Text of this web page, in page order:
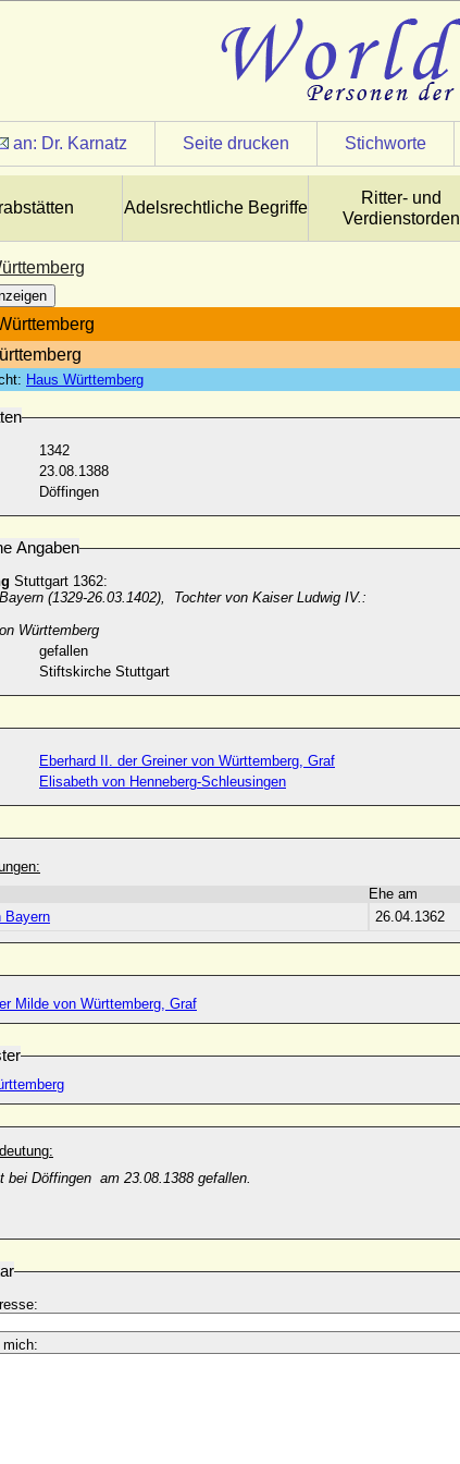
an: Dr. Karnatz Seite drucken Stichworte
Adelsrechtliche Begriffe
Ritter- und
Verdienstorden
Haus Württemberg
1342
23.08.1388
Döffingen
Angaben
Stuttgart 1362:
(1329-26.03.1402), Tochter von Kaiser Ludwig IV.:
Württemberg
gefallen
Stiftskirche Stuttgart
Eberhard II. der Greiner von Württemberg, Graf
Elisabeth von Henneberg-Schleusingen
Ehe am
Bayern
26.04.1362
Milde von Württemberg, Graf
bei Döffingen am 23.08.1388 gefallen.
mich: